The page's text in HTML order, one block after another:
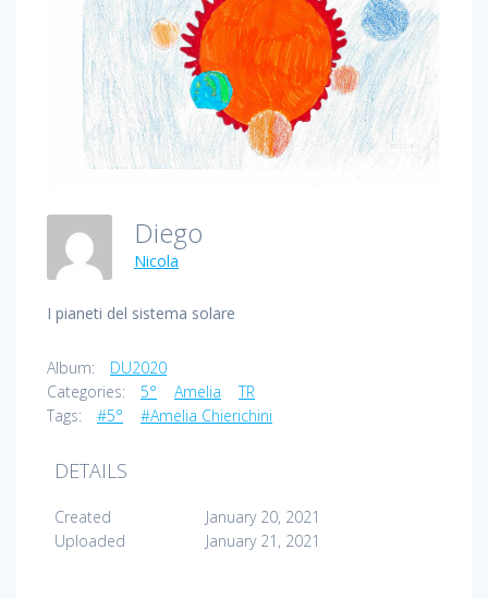
Diego
Nicola
I pianeti del sistema solare
Album:
DU2020
Categories:
5° Amelia
TR
Tags:
#5° #Amelia Chierichini
DETAILS
Created
January 20, 2021
Uploaded
January 21, 2021